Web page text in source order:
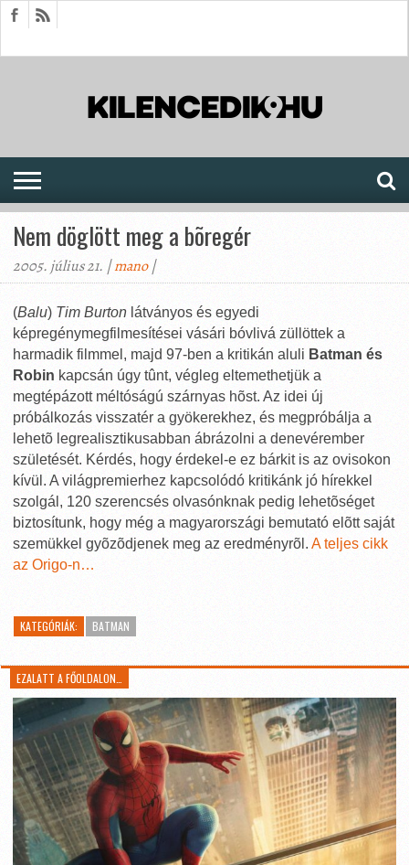
Nem döglött meg a bõregér
2005. július 21. |mano|
(Balu) Tim Burton látványos és egyedi
képregénymegfilmesítései vásári bóvlivá züllöttek a
harmadik filmmel, majd 97-ben a kritikán aluli Batman és
Robin kapcsán úgy tûnt, végleg eltemethetjük a
megtépázott méltóságú szárnyas hõst. Az idei új
próbálkozás visszatér a gyökerekhez, és megpróbálja a
lehetõ legrealisztikusabban ábrázolni a denevérember
születését. Kérdés, hogy érdekel-e ez bárkit is az ovisokon
kívül. A világpremierhez kapcsolódó kritikánk jó hírekkel
szolgál, 120 szerencsés olvasónknak pedig lehetõséget
biztosítunk, hogy még a magyarországi bemutató elõtt saját
szemükkel gyõzõdjenek meg az eredményrõl. A teljes cikk
az Origo-n…
KATEGÓRIÁK: BATMAN
EZALATT A FŐOLDALON…